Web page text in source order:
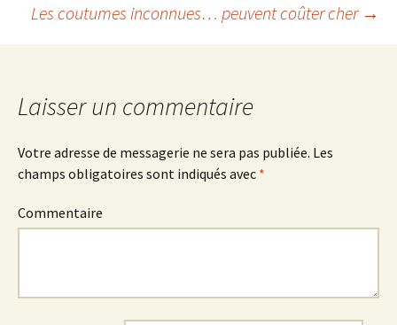
Navigation
des
articles
Les coutumes inconnues… peuvent coûter cher →
Laisser un commentaire
Votre adresse de messagerie ne sera pas publiée. Les
champs obligatoires sont indiqués avec *
Commentaire